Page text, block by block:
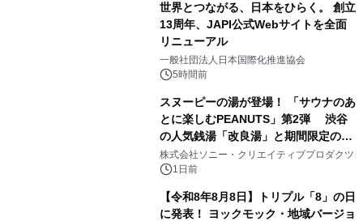
世界とつながる、日本をひらく。 創立
13周年、JAPI公式Webサイトを全面
リニューアル
一般社団法人日本国際化推進協会
5時間前
スヌーピーの湯が登場！ 「サウナのあ
とに楽しむPEANUTS」第2弾 渋谷
の人気銭湯「改良湯」と期間限定のコ
ラボレーション サウナイキタイコラ
ボグッズも発売決定！
株式会社ソニー・クリエイティブプロダクツ
1日前
【令和8年8月8日】トリプル「8」の日
に発表！ ヨックモック・地域バージョ